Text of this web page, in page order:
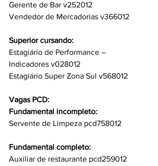
Gerente de Bar v252012
Vendedor de Mercadorias v366012
Superior cursando:
Estagiário de Performance –
Indicadores v028012
Estagiário Super Zona Sul v568012
Vagas PCD:
Fundamental incompleto:
Servente de Limpeza pcd758012
Fundamental completo:
Auxiliar de restaurante pcd259012